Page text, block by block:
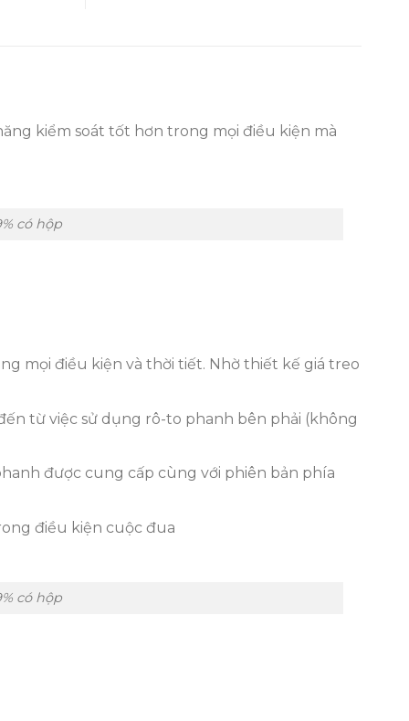
kiểm soát tốt hơn trong mọi điều kiện mà
có hộp
mọi điều kiện và thời tiết. Nhờ thiết kế giá treo
từ việc sử dụng rô-to phanh bên phải (không
được cung cấp cùng với phiên bản phía
điều kiện cuộc đua
có hộp